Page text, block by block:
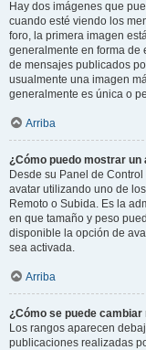
Hay dos imágenes que
cuando esté viendo los
foro, la primera imagen
generalmente en forma de
de mensajes publicados
usualmente una imagen
generalmente es única o
Arriba
¿Cómo puedo mostrar un
Desde su Panel de
avatar utilizando uno de
Remoto o Subida. Es la
en que tamaño y peso
disponible la opción de
sea activada.
Arriba
¿Cómo se puede cambiar
Los rangos aparecen
publicaciones realizadas